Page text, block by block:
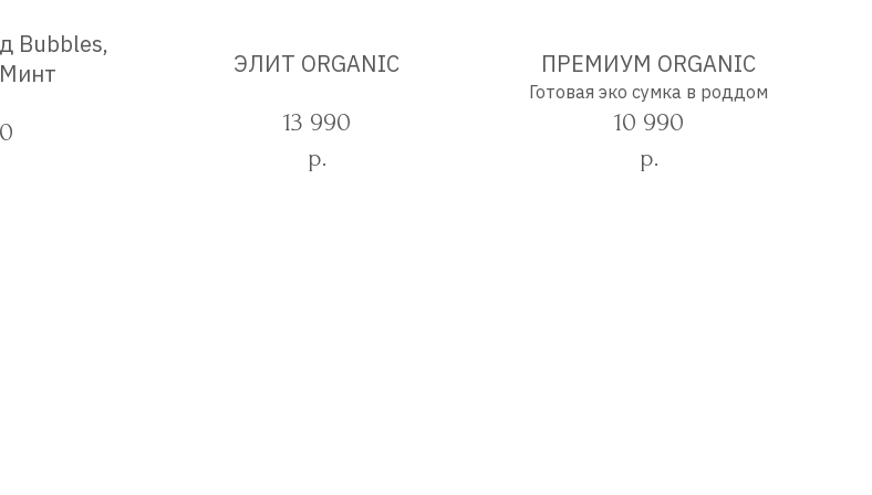
Bubbles,
ЭЛИТ ORGANIC
13 990
р.
ПРЕМИУМ ORGANIC
Готовая эко сумка в роддом
10 990
р.